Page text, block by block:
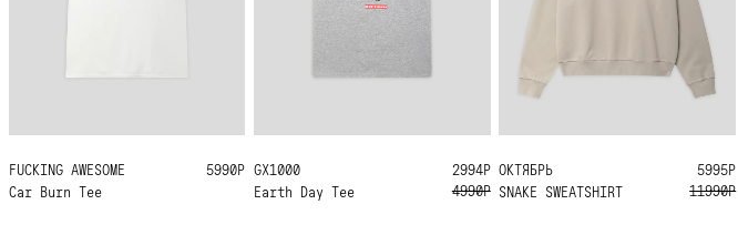
FUCKING AWESOME
Car Burn Tee
M L XL XXL 5990Р GX1000
Earth Day Tee
L XL
2994Р
4990Р
ОКТЯБРЬ
SNAKE SWEATSHIRT
XL
5995Р
11990Р